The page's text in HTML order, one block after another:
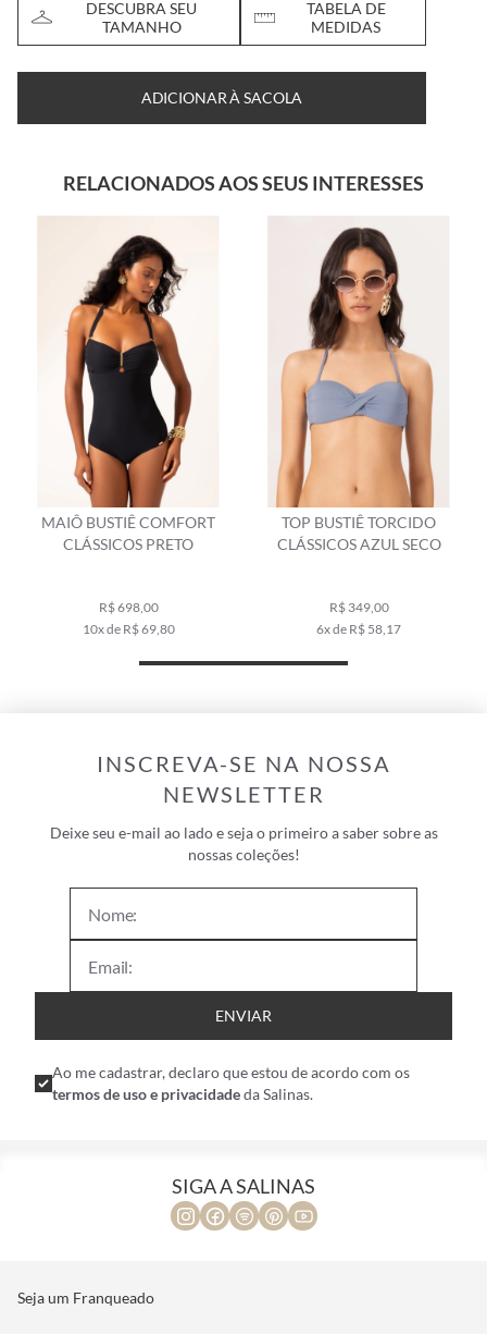
DESCUBRA SEU
TAMANHO
TABELA DE
MEDIDAS
ADICIONAR À SACOLA
RELACIONADOS AOS SEUS INTERESSES
MAIÔ BUSTIÊ COMFORT
CLÁSSICOS PRETO
R$ 698,00
10x de R$ 69,80
TOP BUSTIÊ TORCIDO
CLÁSSICOS AZUL SECO
R$ 349,00
6x de R$ 58,17
INSCREVA-SE NA NOSSA
NEWSLETTER
Deixe seu e-mail ao lado e seja o primeiro a saber sobre as
nossas coleções!
ENVIAR
Ao me cadastrar, declaro que estou de acordo com os
termos de uso e privacidadeda Salinas.
SIGA A SALINAS
Seja um Franqueado